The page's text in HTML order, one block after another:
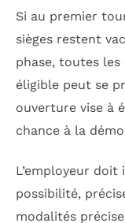
Si au premier
sièges restent
phase, toutes
éligible peut se
ouverture vise à
chance à la
L’employeur
possibilité,
modalités